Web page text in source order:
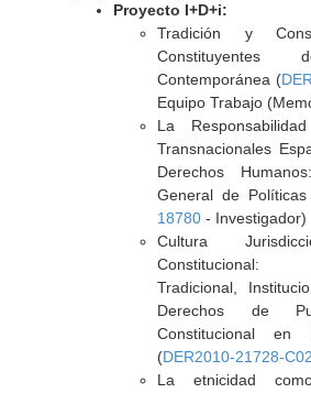
Proyecto I+D+i:
Tradición y
Contemporánea (
Equipo Trabajo
La
Transnacionales
Derechos
General de
18780- Investigador)
Cultura
Constitucional:
Tradicional,
Derechos de
Constitucional en
(DER2010-21728-
La etnicidad